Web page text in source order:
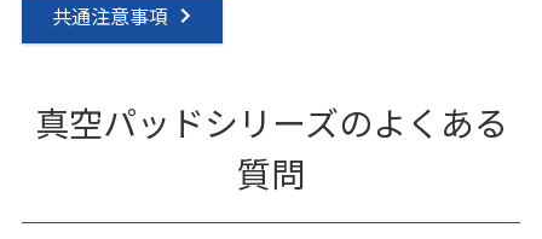
共通注意事項
真空パッドシリーズのよくある
質問